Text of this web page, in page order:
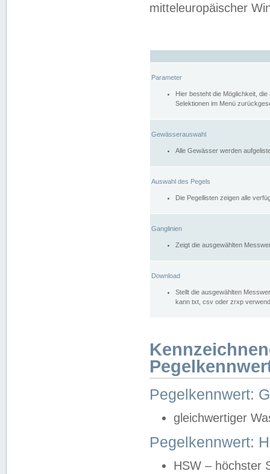
mitteleuropäischer
Parameter
Hier besteht die Möglichkeit,
Selektionen im Menü
Gewässerauswahl
Alle Gewässer werden
Auswahl des Pegels
Die Pegellisten zeigen alle
Ganglinien
Zeigt die ausgewählten
Download
Stellt die ausgewählten
kann txt, csv oder zrxp
Pegelkennwert:
gleichwertiger
Pegelkennwert:
HSW – höchster